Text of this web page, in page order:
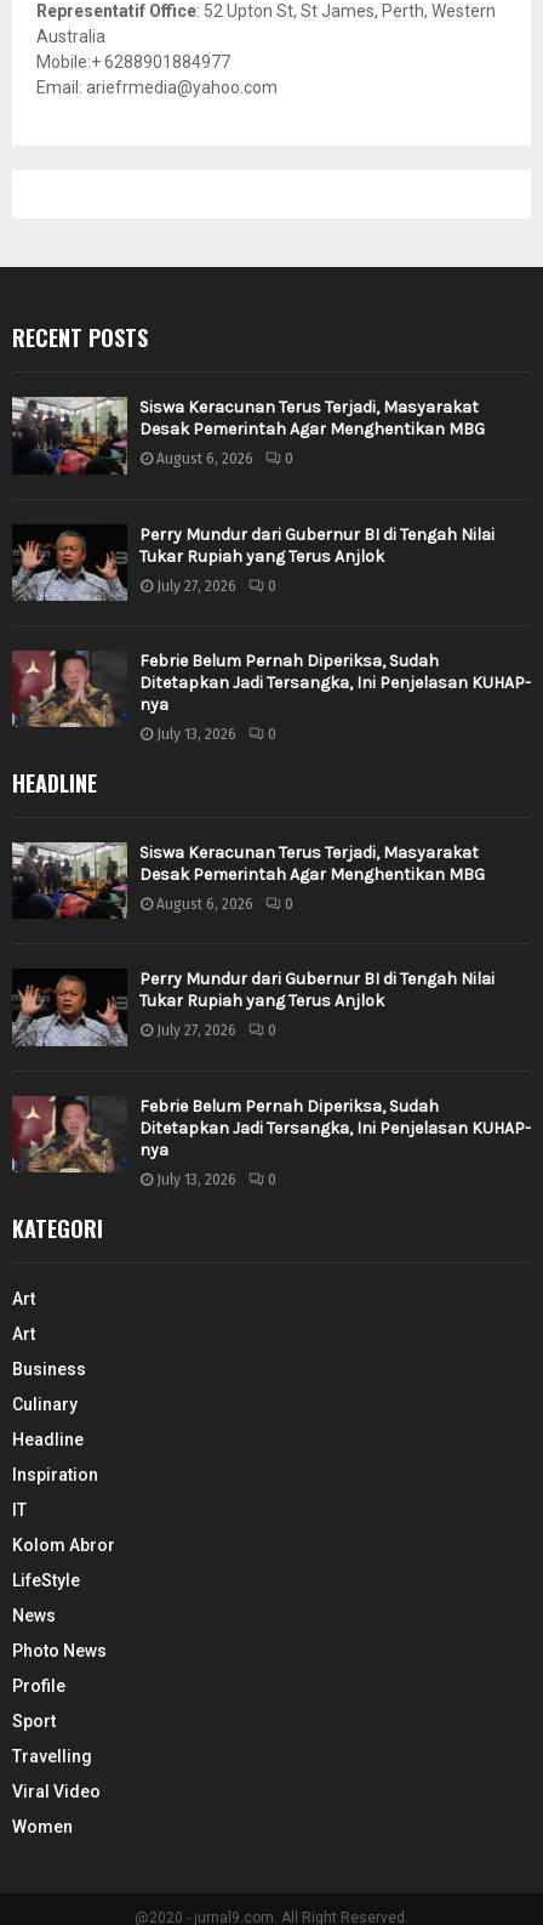
Representatif Office: 52 Upton St, St James, Perth, Western
Australia
Mobile:+ 6288901884977
Email: ariefrmedia@yahoo.com
RECENT POSTS
Siswa Keracunan Terus Terjadi, Masyarakat
Desak Pemerintah Agar Menghentikan MBG
August 6, 2026 0
Perry Mundur dari Gubernur BI di Tengah Nilai
Tukar Rupiah yang Terus Anjlok
July 27, 2026 0
Febrie Belum Pernah Diperiksa, Sudah
Ditetapkan Jadi Tersangka, Ini Penjelasan KUHAP-
nya
July 13, 2026 0
HEADLINE
Siswa Keracunan Terus Terjadi, Masyarakat
Desak Pemerintah Agar Menghentikan MBG
August 6, 2026 0
Perry Mundur dari Gubernur BI di Tengah Nilai
Tukar Rupiah yang Terus Anjlok
July 27, 2026 0
Febrie Belum Pernah Diperiksa, Sudah
Ditetapkan Jadi Tersangka, Ini Penjelasan KUHAP-
nya
July 13, 2026 0
KATEGORI
Art
Art
Business
Culinary
Headline
Inspiration
IT
Kolom Abror
LifeStyle
News
Photo News
Profile
Sport
Travelling
Viral Video
Women
@2020 - jurnal9.com. All Right Reserved.